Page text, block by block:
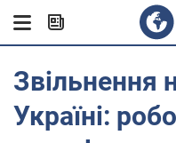
Звільнення
Україні: